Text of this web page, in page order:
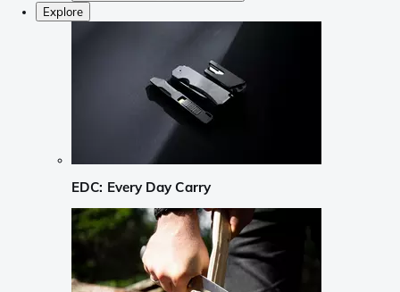
Explore
EDC: Every Day Carry